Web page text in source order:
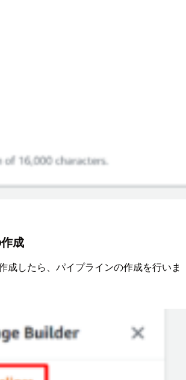
成
成したら、パイプラインの作成を行いま